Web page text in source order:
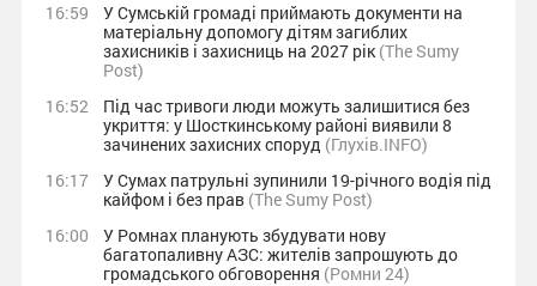
16:59
У Сумській громаді приймають документи на
матеріальну допомогу дітям загиблих
захисників і захисниць на 2027 рік(The Sumy
Post)
16:52
Під час тривоги люди можуть залишитися без
укриття: у Шосткинському районі виявили 8
зачинених захисних споруд (Глухів.INFO)
16:17
У Сумах патрульні зупинили 19-річного водія під
кайфом і без прав (The Sumy Post)
16:00
У Ромнах планують збудувати нову
багатопаливну АЗС: жителів запрошують до
громадського обговорення (Ромни 24)